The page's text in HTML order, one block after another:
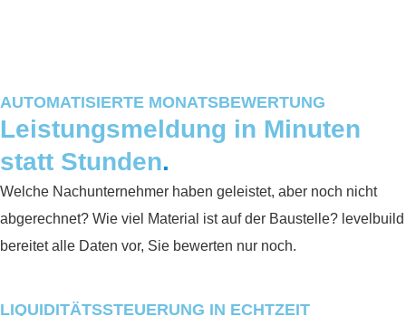
AUTOMATISIERTE MONATSBEWERTUNG
Leistungsmeldung in Minuten
statt Stunden.
Welche Nachunternehmer haben geleistet, aber noch nicht
abgerechnet? Wie viel Material ist auf der Baustelle? levelbuild
bereitet alle Daten vor, Sie bewerten nur noch.
LIQUIDITÄTSSTEUERUNG IN ECHTZEIT